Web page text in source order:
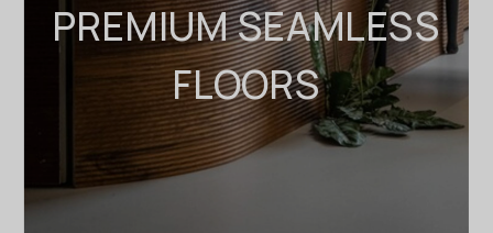
PREMIUM SEAMLESS
FLOORS